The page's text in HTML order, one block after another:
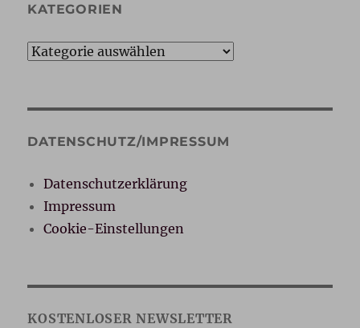
KATEGORIEN
Kategorien
DATENSCHUTZ/IMPRESSUM
Datenschutzerklärung
Impressum
Cookie-Einstellungen